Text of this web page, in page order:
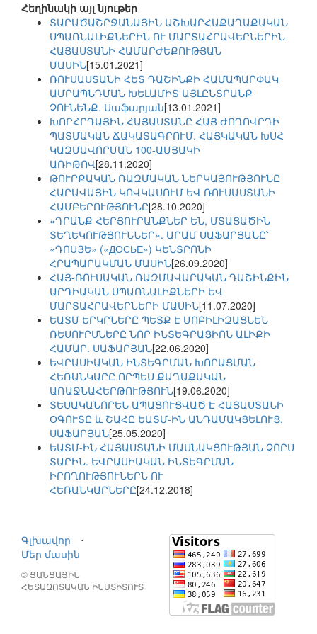
Հեղինակի այլ նյութեր
ՏԱՐԱԾԱՇՐՋԱՆԱՅԻՆ ԱՇԽԱՐՀԱՔԱՂԱՔԱԿԱՆ
ՍՊԱՌՆԱԼԻՔՆԵՐԻՆ ՈՒ ՄԱՐՏԱՀՐԱՎԵՐՆԵՐԻՆ
ՀԱՅԱՍՏԱՆԻ ՀԱՄԱՐԺԵՔՈՒԹՅԱՆ
ՄԱՍԻՆ[15.01.2021]
ՌՈՒՍԱՍՏԱՆԻ ՀԵՏ ԴԱՇԻՆՔԻ ՀԱՄԱՊԱՐՓԱԿ
ԱՄՐԱՊՆԴՄԱՆ ԽԵԼԱՄԻՏ ԱՅԼԸՆՏՐԱՆՔ
ՉՈՒՆԵՆՔ. Սաֆարյան[13.01.2021]
ԽՈՐՀՐԴԱՅԻՆ ՀԱՅԱՍՏԱՆԸ ՀԱՅ ԺՈՂՈՎՐԴԻ
ՊԱՏՄԱԿԱՆ ՃԱԿԱՏԱԳՐՈՒՄ. ՀԱՅԿԱԿԱՆ ԽՍՀ
ԿԱԶՄԱՎՈՐՄԱՆ 100-ԱՄՅԱԿԻ
ԱՌԻԹՈՎ[28.11.2020]
ԹՈՒՐՔԱԿԱՆ ՌԱԶՄԱԿԱՆ ՆԵՐԿԱՅՈՒԹՅՈՒՆԸ
ՀԱՐԱՎԱՅԻՆ ԿՈՎԿԱՍՈՒՄ ԵՎ ՌՈՒՍԱՍՏԱՆԻ
ՀԱՄԲԵՐՈՒԹՅՈՒՆԸ[28.10.2020]
«ԴՐԱՆՔ ՀԵՐՅՈՒՐԱՆՔՆԵՐ ԵՆ, ՄՏԱՑԱԾԻՆ
ՏԵՂԵԿՈՒԹՅՈՒՆՆԵՐ». ԱՐԱՄ ՍԱՖԱՐՅԱՆԸ՝
«ԴՈՍՅԵ» («ДОСЬЕ») ԿԵՆՏՐՈՆԻ
ՀՐԱՊԱՐԱԿՄԱՆ ՄԱՍԻՆ[26.09.2020]
ՀԱՅ-ՌՈՒՍԱԿԱՆ ՌԱԶՄԱՎԱՐԱԿԱՆ ԴԱՇԻՆՔԻՆ
ԱՐԴԻԱԿԱՆ ՍՊԱՌՆԱԼԻՔՆԵՐԻ ԵՎ
ՄԱՐՏԱՀՐԱՎԵՐՆԵՐԻ ՄԱՍԻՆ[11.07.2020]
ԵԱՏՄ ԵՐԿՐՆԵՐԸ ՊԵՏՔ Է ՄՈԲԻԼԻԶԱՑՆԵՆ
ՌԵՍՈՒՐՍՆԵՐԸ ՆՈՐ ԻՆՏԵԳՐԱՑԻՈՆ ԱԼԻՔԻ
ՀԱՄԱՐ. ՍԱՖԱՐՅԱՆ[22.06.2020]
ԵՎՐԱՍԻԱԿԱՆ ԻՆՏԵԳՐՄԱՆ ԽՈՐԱՑՄԱՆ
ՀԵՌԱՆԿԱՐԸ ՈՐՊԵՍ ՔԱՂԱՔԱԿԱՆ
ԱՌԱՋՆԱՀԵՐԹՈՒԹՅՈՒՆ[19.06.2020]
ՏԵՍԱԿԱՆՈՐԵՆ ԱՊԱՑՈՒՑՎԱԾ Է ՀԱՅԱՍՏԱՆԻ
ՕԳՈՒՏԸ և ՇԱՀԸ ԵԱՏՄ-ԻՆ ԱՆԴԱՄԱԿՑԵԼՈՒՑ.
ՍԱՖԱՐՅԱՆ[25.05.2020]
ԵԱՏՄ-ԻՆ ՀԱՅԱՍՏԱՆԻ ՄԱՍՆԱԿՑՈՒԹՅԱՆ ՉՈՐՍ
ՏԱՐԻՆ. ԵՎՐԱՍԻԱԿԱՆ ԻՆՏԵԳՐՄԱՆ
ԻՐՈՂՈՒԹՅՈՒՆԵՐՆ ՈՒ
ՀԵՌԱՆԿԱՐՆԵՐԸ[24.12.2018]
Գլխավոր
⋅
Մեր մասին
© ՑԱՆՑԱՅԻՆ
ՀԵՏԱԶՈՏԱԿԱՆ ԻՆՍՏԻՏՈՒՏ